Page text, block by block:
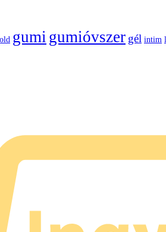
gumi gumióvszer gél intim